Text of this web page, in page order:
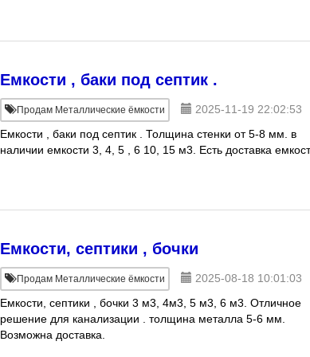
Емкости , баки под септик .
Продам Металлические ёмкости
2025-11-19 22:02:53
Емкости , баки под септик . Толщина стенки от 5-8 мм. в
наличии емкости 3, 4, 5 , 6 10, 15 м3. Есть доставка
Емкости, септики , бочки
Продам Металлические ёмкости
2025-08-18 10:01:03
Емкости, септики , бочки 3 м3, 4м3, 5 м3, 6 м3. Отличное
решение для канализации . толщина металла 5-6 мм.
Возможна доставка.